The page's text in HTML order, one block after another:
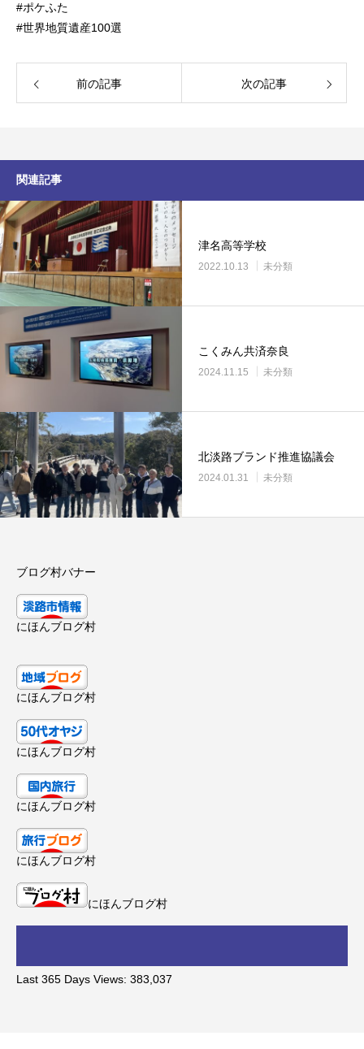
#ポケふた
#世界地質遺産100選
前の記事 次の記事
関連記事
津名高等学校
2022.10.13 未分類
こくみん共済奈良
2024.11.15 未分類
北淡路ブランド推進協議会
2024.01.31 未分類
ブログ村バナー
にほんブログ村
にほんブログ村
にほんブログ村
にほんブログ村
にほんブログ村
にほんブログ村
Last 365 Days Views: 383,037